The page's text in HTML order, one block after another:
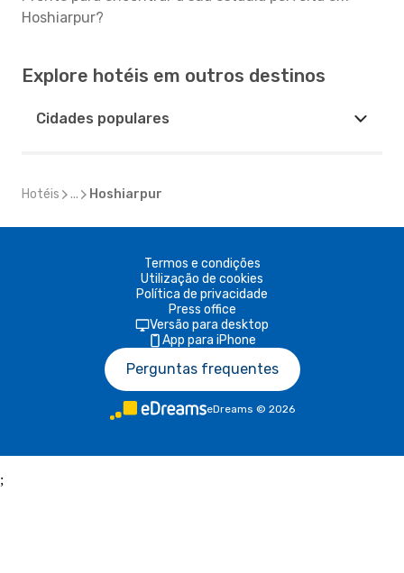
Hoshiarpur?
Explore hotéis em outros destinos
Cidades populares
Hotéis ... Hoshiarpur
Termos e condições
Utilização de cookies
Política de privacidade
Press office
Versão para desktop
App para iPhone
Perguntas frequentes
eDreams © 2026
;